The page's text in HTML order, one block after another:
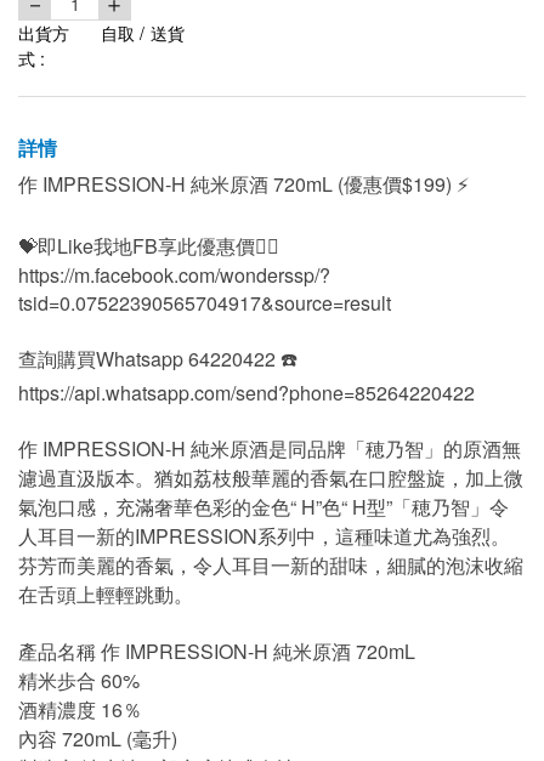
出貨方
式 :
自取 / 送貨
詳情
作 IMPRESSION-H 純米原酒 720mL (優惠價$199) ⚡️
💝即Like我地FB享此優惠價👍🏻
https://m.facebook.com/wonderssp/?
tsid=0.07522390565704917&source=result
查詢購買Whatsapp 64220422 ☎️
https://api.whatsapp.com/send?phone=85264220422
作 IMPRESSION-H 純米原酒是同品牌「穂乃智」的原酒無
濾過直汲版本。猶如荔枝般華麗的香氣在口腔盤旋，加上微
氣泡口感，充滿奢華色彩的金色“ H”色“ H型”「穂乃智」令
人耳目一新的IMPRESSION系列中，這種味道尤為強烈。
芬芳而美麗的香氣，令人耳目一新的甜味，細膩的泡沫收縮
在舌頭上輕輕跳動。
產品名稱 作 IMPRESSION-H 純米原酒 720mL
精米歩合 60%
酒精濃度 16％
內容 720mL (毫升)